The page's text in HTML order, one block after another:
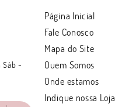
Sáb -
Página Inicial
Fale Conosco
Mapa do Site
Quem Somos
Onde estamos
Indique nossa Loja